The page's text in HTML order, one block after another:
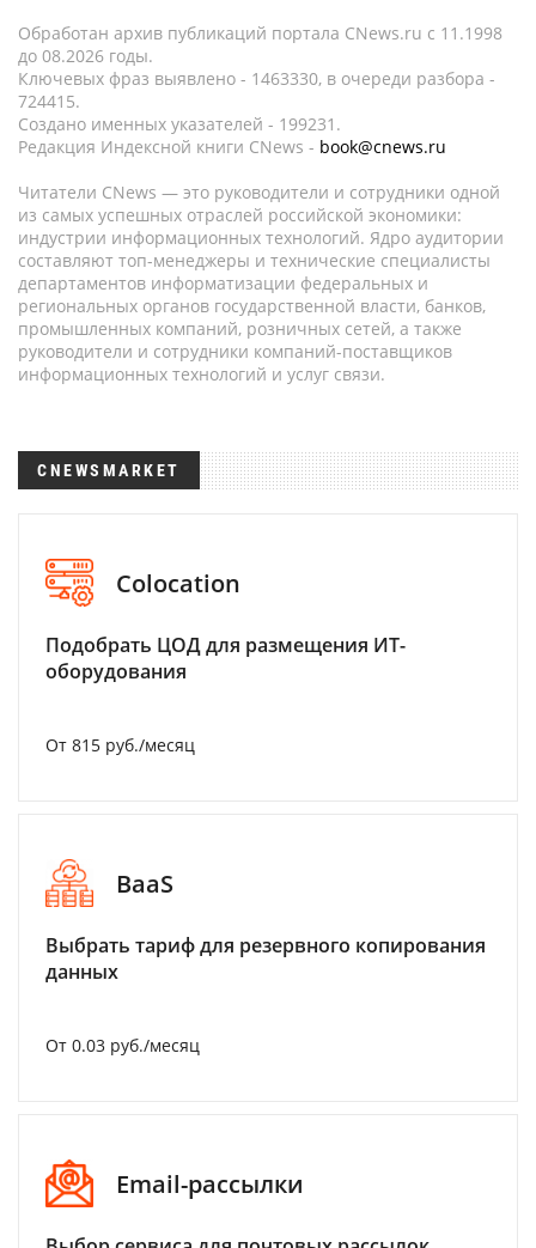
Обработан архив публикаций портала CNews.ru c 11.1998
до 08.2026 годы.
Ключевых фраз выявлено - 1463330, в очереди разбора -
724415.
Создано именных указателей - 199231.
Редакция Индексной книги CNews - book@cnews.ru
Читатели CNews — это руководители и сотрудники одной
из самых успешных отраслей российской экономики:
индустрии информационных технологий. Ядро аудитории
составляют топ-менеджеры и технические специалисты
департаментов информатизации федеральных и
региональных органов государственной власти, банков,
промышленных компаний, розничных сетей, а также
руководители и сотрудники компаний-поставщиков
информационных технологий и услуг связи.
CNEWSMARKET
Colocation
Подобрать ЦОД для размещения ИТ-
оборудования
От 815 руб./месяц
BaaS
Выбрать тариф для резервного копирования
данных
От 0.03 руб./месяц
Email-рассылки